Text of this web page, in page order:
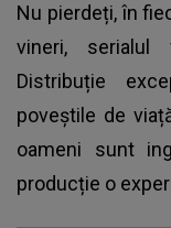
Nu pierdeți, în
vineri, serialul
Distribuție
poveștile de
oameni sunt
producție o